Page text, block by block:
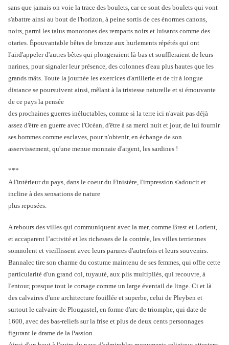
sans que jamais on voie la trace des boulets, car ce sont des boulets qui vont
s'abattre ainsi au bout de l'horizon, à peine sortis de ces énormes canons,
noirs, parmi les talus monotones des remparts noirs et luisants comme des
otaries. Épouvantable bêtes de bronze aux hurlements répétés qui ont
l'aird'appeler d'autres bêtes qui plongeraient là-bas et souffleraient de leurs
narines, pour signaler leur présence, des colonnes d'eau plus hautes que les
grands mâts. Toute la journée les exercices d'artillerie et de tir à longue
distance se poursuivent ainsi, mêlant à la tristesse naturelle et si émouvante
de ce pays la pensée
des prochaines guerres inéluctables, comme si la terre ici n'avait pas déjà
assez d'être en guerre avec l'Océan, d'être à sa merci nuit et jour, de lui fournir
ses hommes comme esclaves, pour n'obtenir, en échange de son
asservissement, qu'une menue monnaie d'argent, les sardines !
***
A l'intérieur du pays, dans le coeur du Finistère, l'impression s'adoucit et
incline à des sensations de nature
plus reposées.
A rebours des villes qui communiquent avec la mer, comme Brest et Lorient,
et accaparent l’activité et les richesses de la contrée, les villes terriennes
somnolent et vieillissent avec leurs parures d'autrefois et leurs souvenirs.
Bannalec tire son charme du costume maintenu de ses femmes, qui offre cette
particularité d'un grand col, tuyauté, aux plis multipliés, qui recouvre, à
l'entour, presque tout le corsage comme un large éventail de linge. Ci et là
des calvaires d'une architecture fouillée et superbe, celui de Pleyben et
surtout le calvaire de Plougastel, en forme d'arc de triomphe, qui date de
1600, avec des bas-reliefs sur la frise et plus de deux cents personnages
figurant le drame de la Passion.